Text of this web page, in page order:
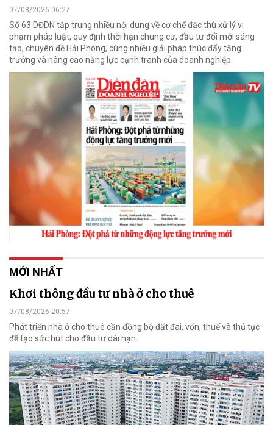
07/08/2026 06:27
Số 63 DĐDN tập trung nhiều nội dung về cơ chế đặc thù xử lý vi
phạm pháp luật, quy định thời hạn chung cư, đầu tư đổi mới sáng
tạo, chuyên đề Hải Phòng, cùng nhiều giải pháp thúc đẩy tăng
trưởng và nâng cao năng lực cạnh tranh của doanh nghiệp.
MỚI NHẤT
Khơi thông đầu tư nhà ở cho thuê
07/08/2026 20:57
Phát triển nhà ở cho thuê cần đồng bộ đất đai, vốn, thuế và thủ tục
để tạo sức hút cho đầu tư dài hạn.